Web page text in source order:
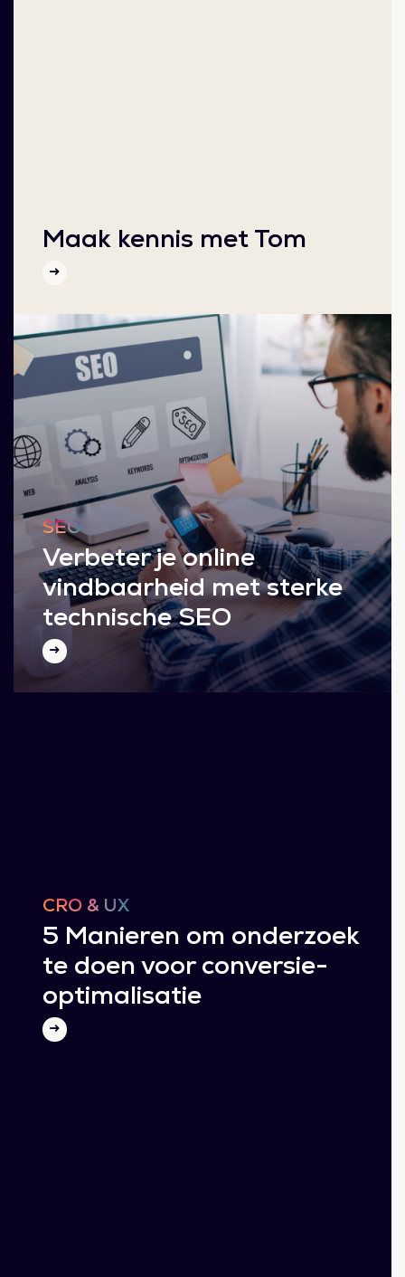
Maak kennis met Tom
SEO
Verbeter je online
vindbaarheid met sterke
technische SEO
CRO & UX
5 Manieren om onderzoek
te doen voor conversie-
optimalisatie